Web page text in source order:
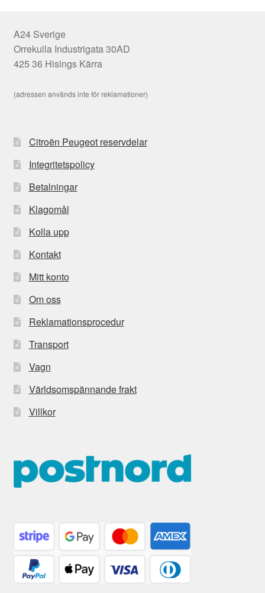
A24 Sverige
Orrekulla Industrigata 30AD
425 36 Hisings Kärra
(adressen används inte för reklamationer)
Citroën Peugeot reservdelar
Integritetspolicy
Betalningar
Klagomål
Kolla upp
Kontakt
Mitt konto
Om oss
Reklamationsprocedur
Transport
Vagn
Världsomspännande frakt
Villkor